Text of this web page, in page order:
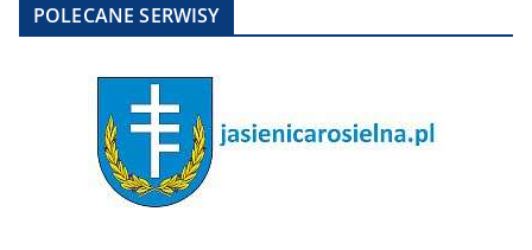
POLECANE SERWISY